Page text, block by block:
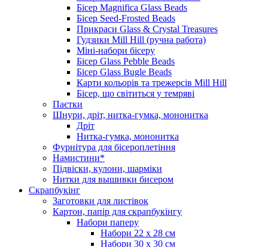
Бісер Magnifica Glass Beads
Бісер Seed-Frosted Beads
Прикраси Glass & Crystal Treasures
Гудзики Mill Hill (ручна работа)
Міні-набори бісеру
Бісер Glass Pebble Beads
Бісер Glass Bugle Beads
Карти кольорів та трежерсів Mill Hill
Бісер, що світиться у темряві
Паєтки
Шнури, дріт, нитка-гумка, мононитка
Дріт
Нитка-гумка, мононитка
Фурнітура для бісероплетіння
Намистини*
Підвіски, кулони, шарміки
Нитки для вышивки бисером
Скрапбукінг
Заготовки для листівок
Картон, папір для скрапбукінгу
Набори паперу
Набори 22 х 28 см
Набори 30 х 30 см